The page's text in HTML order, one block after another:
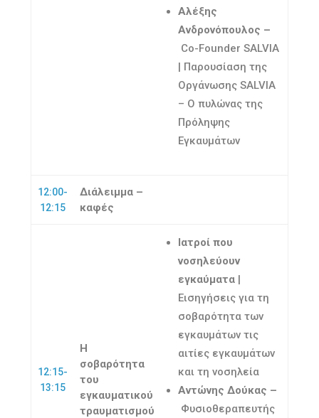
Αλέξης
Ανδρονόπουλος –
Co-Founder SALVIA
| Παρουσίαση της
Οργάνωσης SALVIA
– Ο πυλώνας της
Πρόληψης
Εγκαυμάτων
12:00-
12:15
Διάλειμμα –
καφές
12:15-
13:15
Η
σοβαρότητα
του
εγκαυματικού
τραυματισμού
Ιατροί που
νοσηλεύουν
εγκαύματα |
Εισηγήσεις για τη
σοβαρότητα των
εγκαυμάτων τις
αιτίες εγκαυμάτων
και τη νοσηλεία
Αντώνης Δούκας –
Φυσιοθεραπευτής